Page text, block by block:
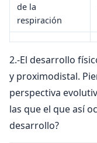
de la
respiración
2.-El desarrollo
y proximodistal.
perspectiva
las que el que así
desarrollo?